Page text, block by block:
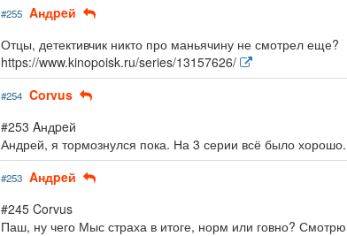
#255 Aндpeй
Отцы, детективчик никто про маньячину не смотрел еще?
https://www.kinopoisk.ru/series/13157626/
#254 Corvus
#253 Aндpeй
Андрей, я тормознулся пока. На 3 серии всё было
#253 Aндpeй
#245 Corvus
Паш, ну чего Мыс страха в итоге, норм или говно?